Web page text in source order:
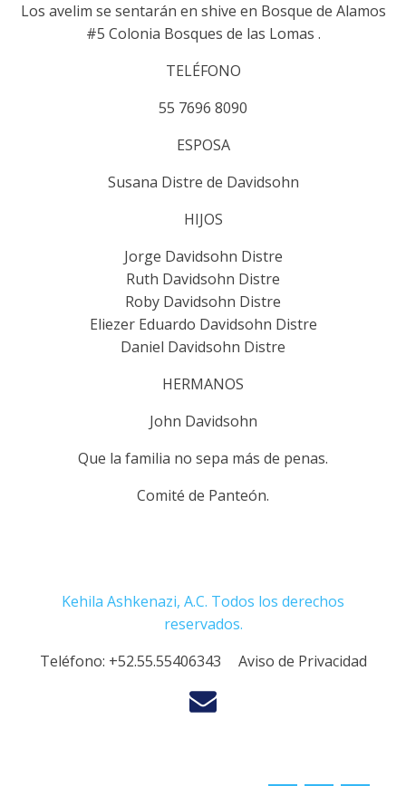
Los avelim se sentarán en shive en Bosque de Alamos
#5 Colonia Bosques de las Lomas .
TELÉFONO
55 7696 8090
ESPOSA
Susana Distre de Davidsohn
HIJOS
Jorge Davidsohn Distre
Ruth Davidsohn Distre
Roby Davidsohn Distre
Eliezer Eduardo Davidsohn Distre
Daniel Davidsohn Distre
HERMANOS
John Davidsohn
Que la familia no sepa más de penas.
Comité de Panteón.
Kehila Ashkenazi, A.C. Todos los derechos
reservados.
Teléfono: +52.55.55406343 Aviso de Privacidad